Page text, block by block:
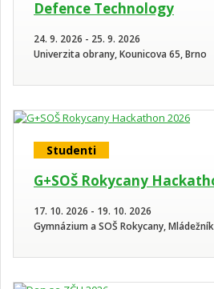
Defence Technology
24. 9. 2026 - 25. 9. 2026
Univerzita obrany, Kounicova 65, Brno
Studenti
G+SOŠ Rokycany
17. 10. 2026 - 19. 10. 2026
Gymnázium a SOŠ Rokycany,